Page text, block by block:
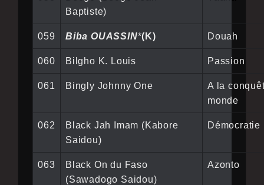
Baptiste)
059 Biba OUASSIN*(K) Douah
060 Bilgho K. Louis Passion
061 Bingly Johnny One
A la
monde
062
Black Jah Imam (Kabore
Saidou)
Démocratie
063
Black On du Faso
(Sawadogo Saidou)
Azonto